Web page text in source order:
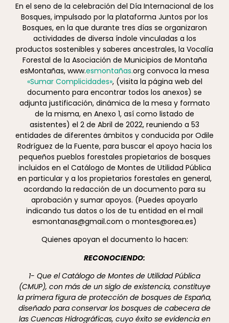
En el seno de la celebración del Día Internacional de los
Bosques, impulsado por la plataforma Juntos por los
Bosques, en la que durante tres días se organizaron
actividades de diversa índole vinculadas a los
productos sostenibles y saberes ancestrales, la Vocalía
Forestal de la Asociación de Municipios de Montaña
esMontañas, www.esmontañas.org convoca la mesa
«Sumar Complicidades», (visita la página web del
documento para encontrar todos los anexos) se
adjunta justificación, dinámica de la mesa y formato
de la misma, en Anexo 1, así como listado de
asistentes) el 2 de Abril de 2022, reuniendo a 53
entidades de diferentes ámbitos y conducida por Odile
Rodríguez de la Fuente, para buscar el apoyo hacia los
pequeños pueblos forestales propietarios de bosques
incluidos en el Catálogo de Montes de Utilidad Pública
en particular y a los propietarios forestales en general,
acordando la redacción de un documento para su
aprobación y sumar apoyos. (Puedes apoyarlo
indicando tus datos o los de tu entidad en el mail
esmontanas@gmail.com o montes@orea.es)
Quienes apoyan el documento lo hacen:
RECONOCIENDO:
1- Que el Catálogo de Montes de Utilidad Pública
(CMUP), con más de un siglo de existencia, constituye
la primera figura de protección de bosques de España,
diseñado para conservar los bosques de cabecera de
las Cuencas Hidrográficas, cuyo éxito se evidencia en